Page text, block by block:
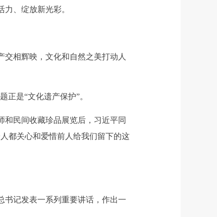
、绽放新光彩。
相辉映，文化和自然之美打动人
是“文化遗产保护”。
民间收藏珍品展览后，习近平同
都关心和爱惜前人给我们留下的这
记发表一系列重要讲话，作出一